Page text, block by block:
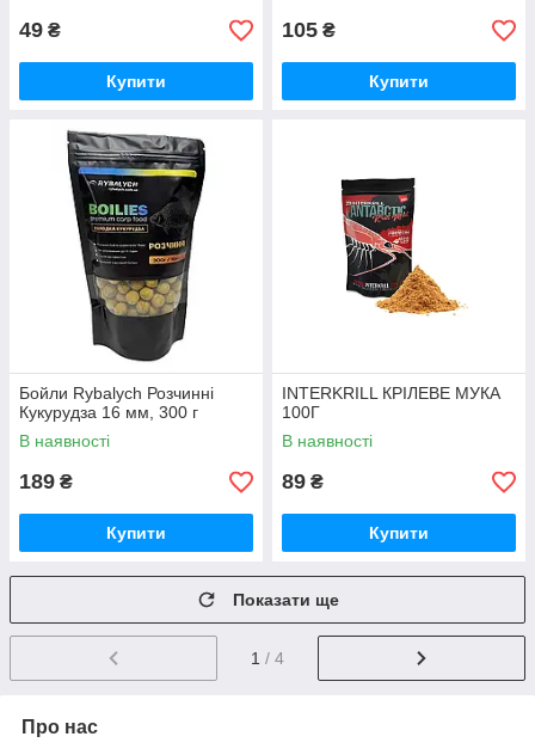
49 ₴
Купити
105 ₴
Купити
Бойли Rybalych Розчинні
Кукурудза 16 мм, 300 г
В наявності
189 ₴
Купити
INTERKRILL КРІЛЕВЕ МУКА
100Г
В наявності
89 ₴
Купити
Показати ще
1 / 4
Про нас